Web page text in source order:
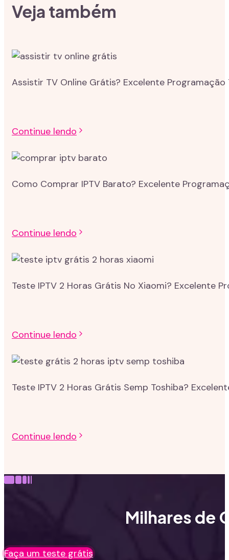
Veja também
Assistir TV Online Grátis? Excelente Programação
Continue lendo
Como Comprar IPTV Barato? Excelente
Continue lendo
Teste IPTV 2 Horas Grátis No Xiaomi? Excelente
Continue lendo
Teste IPTV 2 Horas Grátis Semp Toshiba?
Continue lendo
Milhares de
Faça um teste grátis